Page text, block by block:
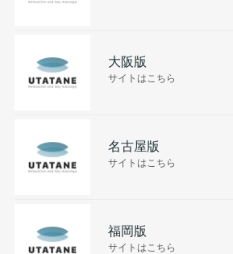
大阪版
サイトはこちら
名古屋版
サイトはこちら
福岡版
サイトはこちら